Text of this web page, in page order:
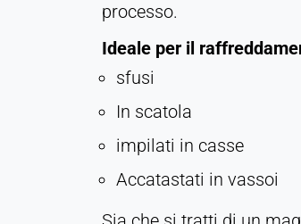
processo.
Ideale per il
sfusi
In scatola
impilati in casse
Accatastati in vassoi
Name:
hjSession#, hjSessionUser#,
_hjAbsoluteSessionInProgress
Hotjar Ltd.
Purpose:
Cookie